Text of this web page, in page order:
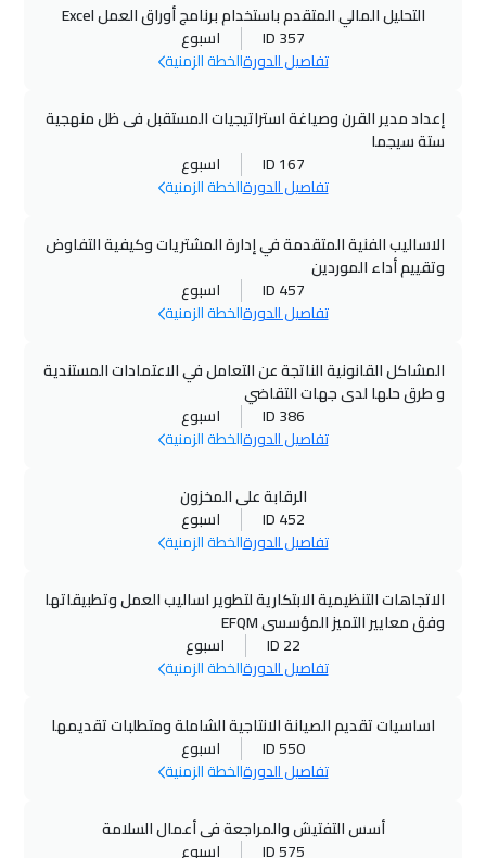
التحليل المالي المتقدم باستخدام برنامج أوراق العمل Excel
ID 357
اسبوع
تفاصيل الدورةالخطة الزمنية
إعداد مدير القرن وصياغة استراتيجيات المستقبل فى ظل منهجية
ستة سيجما
ID 167
اسبوع
تفاصيل الدورةالخطة الزمنية
الاساليب الفنية المتقدمة في إدارة المشتريات وكيفية التفاوض
وتقييم أداء الموردين
ID 457
اسبوع
تفاصيل الدورةالخطة الزمنية
المشاكل القانونية الناتجة عن التعامل في الاعتمادات المستندية
و طرق حلها لدى جهات التقاضي
ID 386
اسبوع
تفاصيل الدورةالخطة الزمنية
الرقابة على المخزون
ID 452
اسبوع
تفاصيل الدورةالخطة الزمنية
الاتجاهات التنظيمية الابتكارية لتطوير اساليب العمل وتطبيقاتها
وفق معايير التميز المؤسسى EFQM
ID 22
اسبوع
تفاصيل الدورةالخطة الزمنية
اساسيات تقديم الصيانة الانتاجية الشاملة ومتطلبات تقديمها
ID 550
اسبوع
تفاصيل الدورةالخطة الزمنية
أسس التفتيش والمراجعة فى أعمال السلامة
ID 575
اسبوع